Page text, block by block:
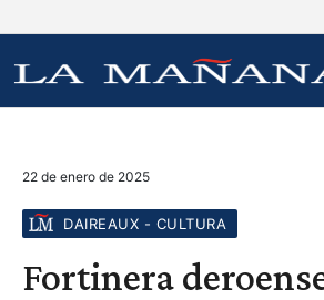
22 de enero de 2025
DAIREAUX - CULTURA
Fortinera